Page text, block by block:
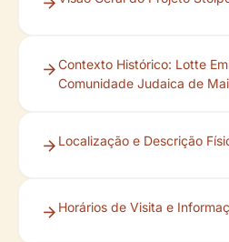
Contexto Histórico: Lotte
Comunidade Judaica de
Localização e Descrição
Horários de Visita e